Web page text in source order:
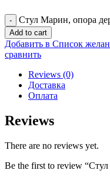
Стул Марин, опора
Add to cart
Добавить в Список
сравнить
Reviews (0)
Доставка
Оплата
Reviews
There are no reviews yet.
Be the first to review